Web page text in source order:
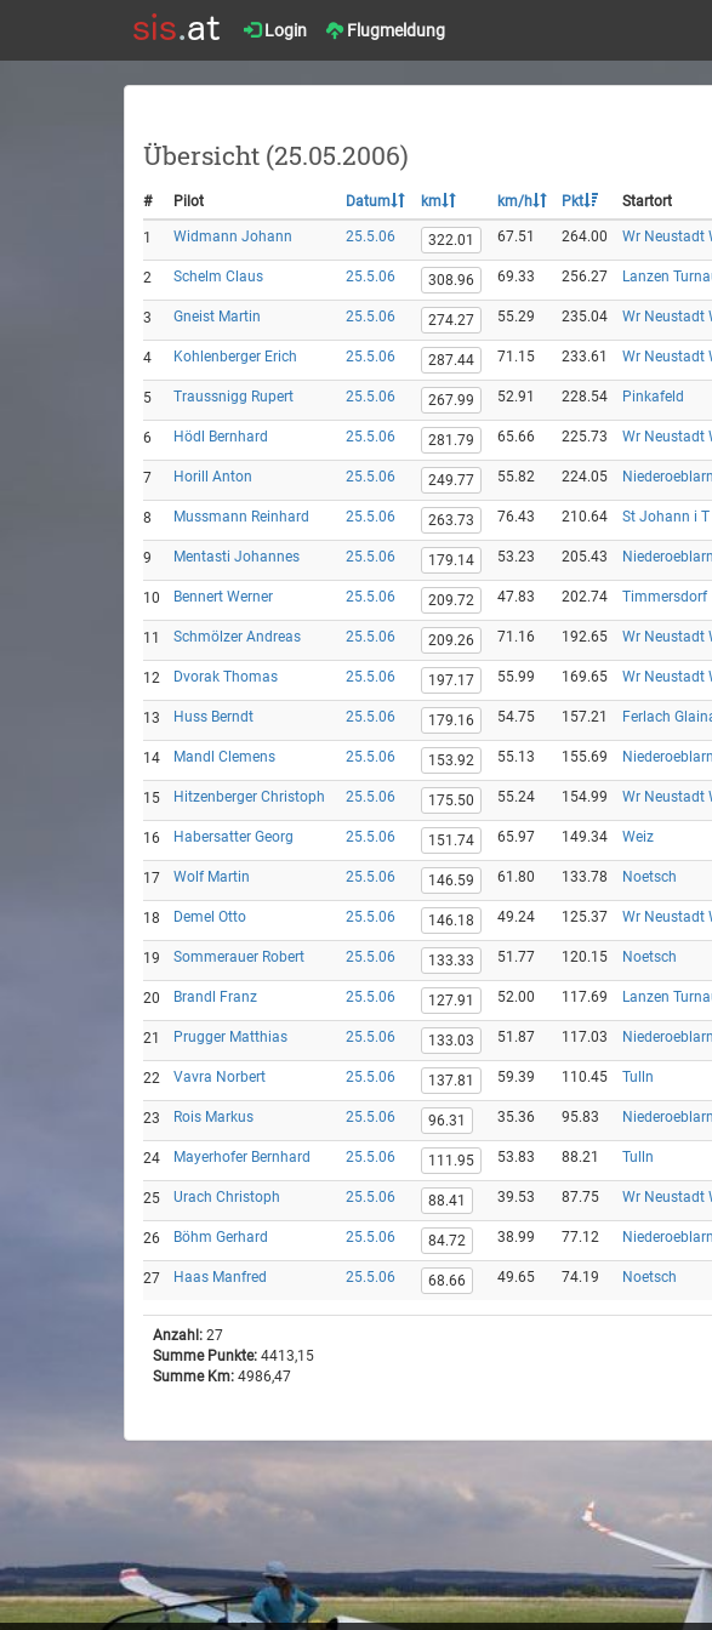
Login Flugmeldung
Übersicht (25.05.2006)
# Pilot Datum km km/h Pkt Startort
1 Widmann Johann 25.5.06 322.01 67.51 264.00 Wr Neustadt
2 Schelm Claus 25.5.06 308.96 69.33 256.27 Lanzen
3 Gneist Martin 25.5.06 274.27 55.29 235.04 Wr Neustadt
4 Kohlenberger Erich 25.5.06 287.44 71.15 233.61 Wr Neustadt
5 Traussnigg Rupert 25.5.06 267.99 52.91 228.54 Pinkafeld
6 Hödl Bernhard 25.5.06 281.79 65.66 225.73 Wr Neustadt
7 Horill Anton 25.5.06 249.77 55.82 224.05 Niederoeblarn
8 Mussmann Reinhard 25.5.06 263.73 76.43 210.64 St Johann i T
9 Mentasti Johannes 25.5.06 179.14 53.23 205.43 Niederoeblarn
10 Bennert Werner 25.5.06 209.72 47.83 202.74 Timmersdorf
11 Schmölzer Andreas 25.5.06 209.26 71.16 192.65 Wr Neustadt
12 Dvorak Thomas 25.5.06 197.17 55.99 169.65 Wr Neustadt
13 Huss Berndt 25.5.06 179.16 54.75 157.21 Ferlach
14 Mandl Clemens 25.5.06 153.92 55.13 155.69 Niederoeblarn
15 Hitzenberger Christoph 25.5.06 175.50 55.24 154.99 Wr Neustadt
16 Habersatter Georg 25.5.06 151.74 65.97 149.34 Weiz
17 Wolf Martin 25.5.06 146.59 61.80 133.78 Noetsch
18 Demel Otto 25.5.06 146.18 49.24 125.37 Wr Neustadt
19 Sommerauer Robert 25.5.06 133.33 51.77 120.15 Noetsch
20 Brandl Franz 25.5.06 127.91 52.00 117.69 Lanzen
21 Prugger Matthias 25.5.06 133.03 51.87 117.03 Niederoeblarn
22 Vavra Norbert 25.5.06 137.81 59.39 110.45 Tulln
23 Rois Markus 25.5.06 96.31 35.36 95.83 Niederoeblarn
24 Mayerhofer Bernhard 25.5.06 111.95 53.83 88.21 Tulln
25 Urach Christoph 25.5.06 88.41 39.53 87.75 Wr Neustadt
26 Böhm Gerhard 25.5.06 84.72 38.99 77.12 Niederoeblarn
27 Haas Manfred 25.5.06 68.66 49.65 74.19 Noetsch
Anzahl: 27
Summe Punkte: 4413,15
Summe Km: 4986,47